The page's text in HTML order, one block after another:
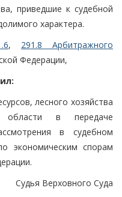
приведшие к судебной
характера.
, 291.8 Арбитражного
Федерации,
лесного хозяйства
области в передаче
в судебном
экономическим спорам
Судья Верховного Суда